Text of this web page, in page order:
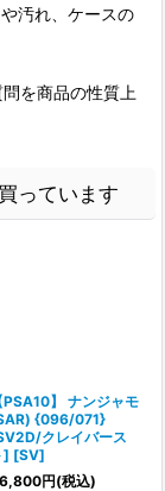
汚れ、ケースの
を商品の性質上
っています
PSA10】 ナンジャモ
{096/071}
クレイバース
] [SV]
円(税込)